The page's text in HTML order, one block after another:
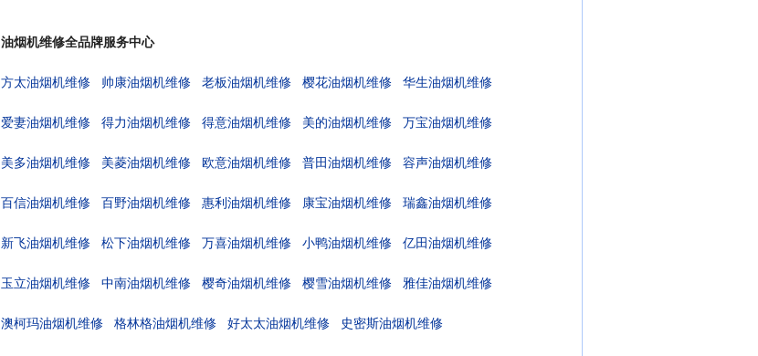
油烟机维修全品牌服务中心
方太油烟机维修 帅康油烟机维修 老板油烟机维修 樱花油烟机维修 华生油烟机维修
爱妻油烟机维修 得力油烟机维修 得意油烟机维修 美的油烟机维修 万宝油烟机维修
美多油烟机维修 美菱油烟机维修 欧意油烟机维修 普田油烟机维修 容声油烟机维修
百信油烟机维修 百野油烟机维修 惠利油烟机维修 康宝油烟机维修 瑞鑫油烟机维修
新飞油烟机维修 松下油烟机维修 万喜油烟机维修 小鸭油烟机维修 亿田油烟机维修
玉立油烟机维修 中南油烟机维修 樱奇油烟机维修 樱雪油烟机维修 雅佳油烟机维修
澳柯玛油烟机维修 格林格油烟机维修 好太太油烟机维修 史密斯油烟机维修